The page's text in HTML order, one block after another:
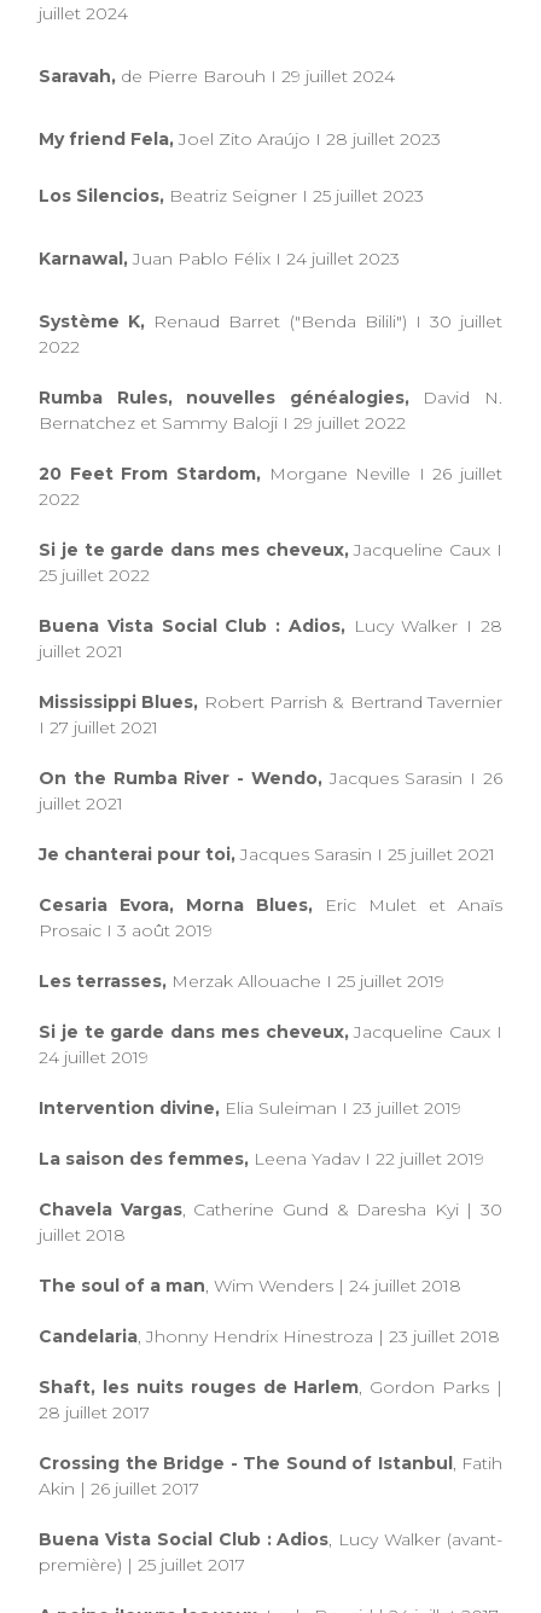
juillet 2024
Saravah, de Pierre Barouh I 29 juillet 2024
My friend Fela,Joel Zito Araújo I 28 juillet 2023
Los Silencios, Beatriz Seigner I 25 juillet 2023
Karnawal,Juan Pablo Félix I 24 juillet 2023
Système K, Renaud Barret ("Benda Bilili") I 30 juillet
2022
Rumba Rules, nouvelles généalogies, David N.
Bernatchez et Sammy Baloji I 29 juillet 2022
20 Feet From Stardom, Morgane Neville I 26 juillet
2022
Si je te garde dans mes cheveux,Jacqueline Caux I
25 juillet 2022
Buena Vista Social Club : Adios,Lucy Walker I 28
juillet 2021
Mississippi Blues, Robert Parrish & Bertrand Tavernier
I 27 juillet 2021
On the Rumba River - Wendo,Jacques Sarasin I 26
juillet 2021
Je chanterai pour toi,Jacques Sarasin I 25 juillet 2021
Cesaria Evora, Morna Blues,
Eric Mulet et Anaïs
Prosaic I 3 août 2019
Les terrasses, Merzak Allouache I 25 juillet 2019
Si je te garde dans mes cheveux,Jacqueline Caux I
24 juillet 2019
Intervention divine, Elia Suleiman I 23 juillet 2019
La saison des femmes, Leena Yadav I 22 juillet 2019
Chavela Vargas, Catherine Gund & Daresha Kyi | 30
juillet 2018
The soul of a man, Wim Wenders | 24 juillet 2018
Candelaria, Jhonny Hendrix Hinestroza | 23 juillet 2018
Shaft, les nuits rouges de Harlem, Gordon Parks |
28 juillet 2017
Crossing the Bridge - The Sound of Istanbul, Fatih
Akin | 26 juillet 2017
Buena Vista Social Club : Adios, Lucy Walker (avant-
première) | 25 juillet 2017